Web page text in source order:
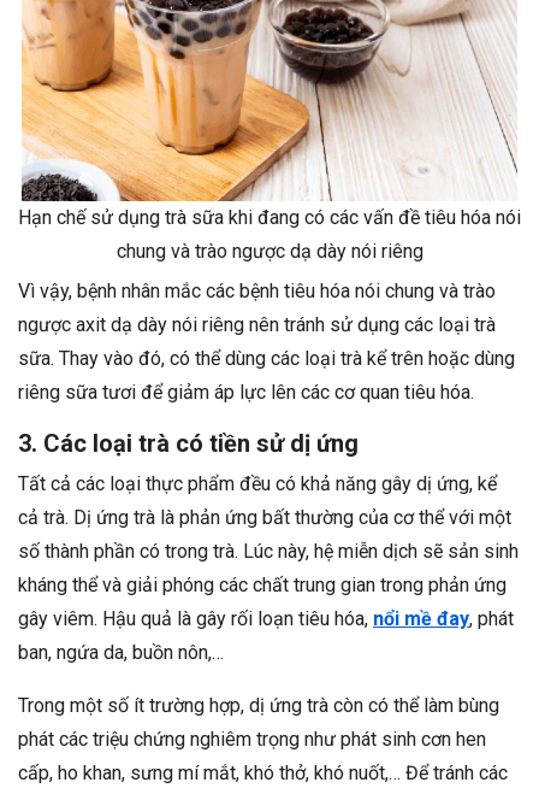
Hạn chế sử dụng trà sữa khi đang có các vấn đề tiêu hóa nói
chung và trào ngược dạ dày nói riêng
Vì vậy, bệnh nhân mắc các bệnh tiêu hóa nói chung và trào
ngược axit dạ dày nói riêng nên tránh sử dụng các loại trà
sữa. Thay vào đó, có thể dùng các loại trà kể trên hoặc dùng
riêng sữa tươi để giảm áp lực lên các cơ quan tiêu hóa.
3. Các loại trà có tiền sử dị ứng
Tất cả các loại thực phẩm đều có khả năng gây dị ứng, kể
cả trà. Dị ứng trà là phản ứng bất thường của cơ thể với một
số thành phần có trong trà. Lúc này, hệ miễn dịch sẽ sản sinh
kháng thể và giải phóng các chất trung gian trong phản ứng
gây viêm. Hậu quả là gây rối loạn tiêu hóa, nổi mề đay, phát
ban, ngứa da, buồn nôn,…
Trong một số ít trường hợp, dị ứng trà còn có thể làm bùng
phát các triệu chứng nghiêm trọng như phát sinh cơn hen
cấp, ho khan, sưng mí mắt, khó thở, khó nuốt,… Để tránh các